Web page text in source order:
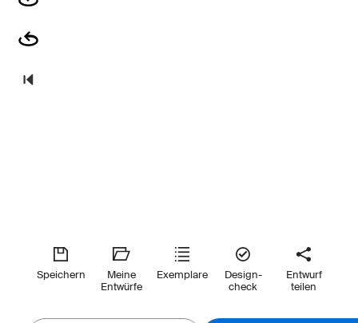
Speichern
Meine
Entwürfe
Exemplare
Design-
check
Entwurf
teilen